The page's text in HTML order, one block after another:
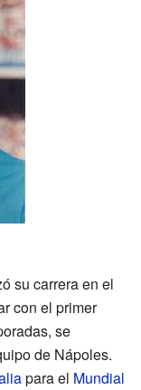
su carrera en el
con el primer
se
de Nápoles.
para el Mundial